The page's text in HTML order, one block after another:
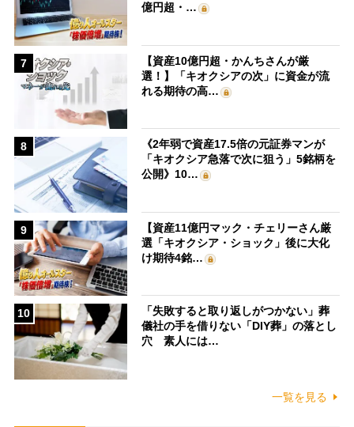
億円超・…
7
【資産10億円超・かんちさんが厳
選！】「キオクシアの次」に資金が流
れる期待の高…
8
《2年弱で資産17.5倍の元証券マンが
「キオクシア急落で次に狙う」5銘柄を
公開》10…
9
【資産11億円マック・チェリーさん厳
選「キオクシア・ショック」後に大化
け期待4銘…
10
「失敗すると取り返しがつかない」葬
儀社の手を借りない「DIY葬」の落とし
穴 素人には…
一覧を見る